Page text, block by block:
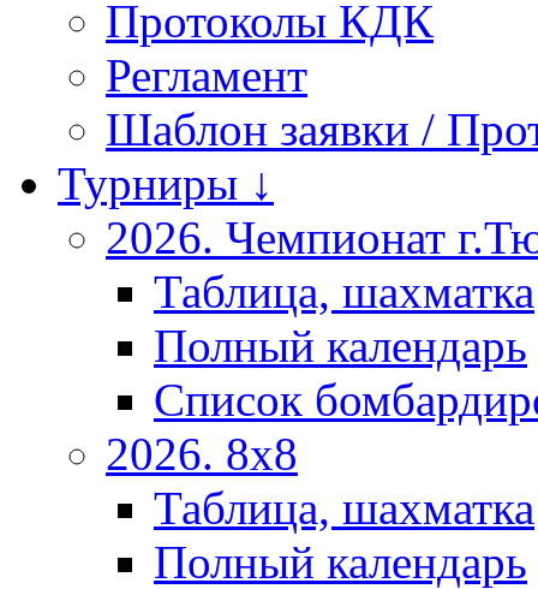
Протоколы КДК
Регламент
Шаблон заявки /
Турниры ↓
2026. Чемпионат
Таблица, шахматка
Полный календарь
Список
2026. 8х8
Таблица, шахматка
Полный календарь